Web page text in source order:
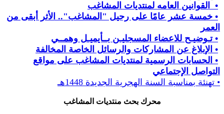
• القوانين العامه لمنتديات المشاغب
• خمسة عشر عامًا على رحيل "المشاغب".. الأثر أبقى من
العمر
• تـوضيـح للاعضاء المسجليـن بــأيميـل وهمــي
• الإبلاغ عن المشاركات والرسائل الخاصة المخالفة
• الحسابات الرسمية لمنتديات المشاغب على مواقع
التواصل الإجتماعي
• تهنئة بمناسبة السنة الهجرية الجديدة 1448هـ
محرك بحث منتديات المشاغب